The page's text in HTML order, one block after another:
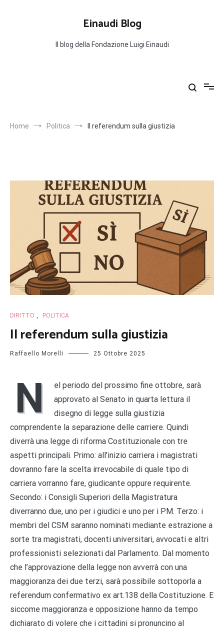
Einaudi Blog
Il blog della Fondazione Luigi Einaudi
Home Politica Il referendum sulla giustizia
DIRITTO , POLITICA
Il referendum sulla giustizia
Raffaello Morelli 25 Ottobre 2025
N
el periodo del prossimo fine ottobre, sarà
approvato al Senato in quarta lettura il
disegno di legge sulla giustizia
comprendente la separazione delle carriere. Quindi
diverrà una legge di riforma Costituzionale con tre
aspetti principali. Primo: all’inizio carriera i magistrati
dovranno fare la scelta irrevocabile di quale tipo di
carriera vorranno fare, giudicante oppure requirente.
Secondo: i Consigli Superiori della Magistratura
diverranno due, uno per i giudici e uno per i PM. Terzo: i
membri del CSM saranno nominati mediante estrazione a
sorte tra magistrati, docenti universitari, avvocati e altri
professionisti selezionati dal Parlamento. Dal momento
che l’approvazione della legge non avverrà con una
maggioranza dei due terzi, sarà possibile sottoporla a
referendum confermativo ex art.138 della Costituzione. E
siccome maggioranza e opposizione hanno da tempo
dichiarato di volere che i cittadini si pronuncino al